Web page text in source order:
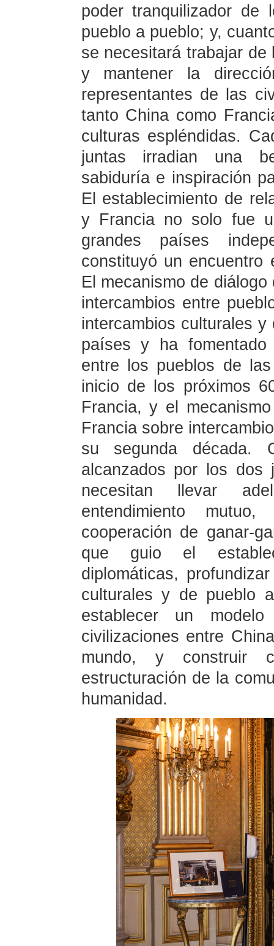
poder tranquilizador de
pueblo a pueblo; y,
se necesitará trabajar
y mantener la
representantes de las
tanto China como
culturas espléndidas.
juntas irradian una
sabiduría e inspiración
El establecimiento de
y Francia no solo fue
grandes países
constituyó un encuentro
El mecanismo de
intercambios entre
intercambios culturales
países y ha fomentado
entre los pueblos de
inicio de los próximos
Francia, y el
Francia sobre
su segunda década.
alcanzados por los
necesitan llevar
entendimiento
cooperación de ganar-
que guio el
diplomáticas,
culturales y de pueblo
establecer un
civilizaciones entre
mundo, y construir
estructuración de la
humanidad.